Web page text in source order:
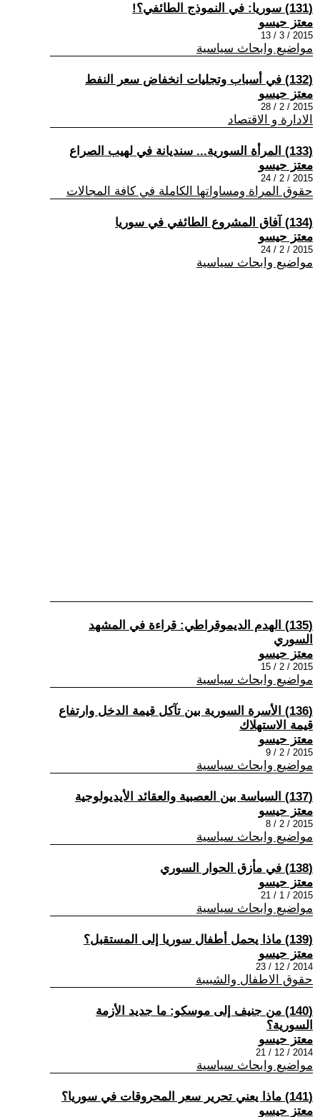
(131) سوريا: في النموذج الطائفي؟!
معتز حيسو
2015 / 3 / 13
مواضيع وابحاث سياسية
(132) في أسباب وتجليات انخفاض سعر النفط
معتز حيسو
2015 / 2 / 28
الادارة و الاقتصاد
(133) المرأة السورية... سنديانة في لهيب الصراع
معتز حيسو
2015 / 2 / 24
حقوق المراة ومساواتها الكاملة في كافة المجالات
(134) آفاق المشروع الطائفي في سوريا
معتز حيسو
2015 / 2 / 24
مواضيع وابحاث سياسية
(135) الهدم الديموقراطي: قراءة في المشهد
السوري
معتز حيسو
2015 / 2 / 15
مواضيع وابحاث سياسية
(136) الأسرة السورية بين تآكل قيمة الدخل وارتفاع
قيمة الاستهلاك
معتز حيسو
2015 / 2 / 9
مواضيع وابحاث سياسية
(137) السياسة بين العصبية والعقائد الأيديولوجية
معتز حيسو
2015 / 2 / 8
مواضيع وابحاث سياسية
(138) في مأزق الحوار السوري
معتز حيسو
2015 / 1 / 21
مواضيع وابحاث سياسية
(139) ماذا يحمل أطفال سوريا إلى المستقبل؟
معتز حيسو
2014 / 12 / 23
حقوق الاطفال والشبيبة
(140) من جنيف إلى موسكو: ما جديد الأزمة
السورية؟
معتز حيسو
2014 / 12 / 21
مواضيع وابحاث سياسية
(141) ماذا يعني تحرير سعر المحروقات في سوريا؟
معتز حيسو